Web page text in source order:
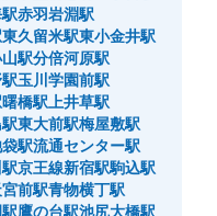
歩0分
札を出て右手に向か
ります。隣りには宅
赤羽岩淵駅
東久留米駅東小金井駅
駅分倍河原駅
玉川学園前駅
曙橋駅 上井草駅
東大前駅梅屋敷駅
駅流通センター駅
京王線新宿駅駒込駅
前駅青物横丁駅
鷹の台駅池尻大橋駅